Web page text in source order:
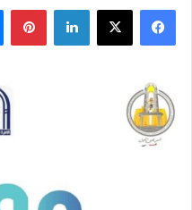
إلكترونيا
فيسبوك ‫X لينكدإن